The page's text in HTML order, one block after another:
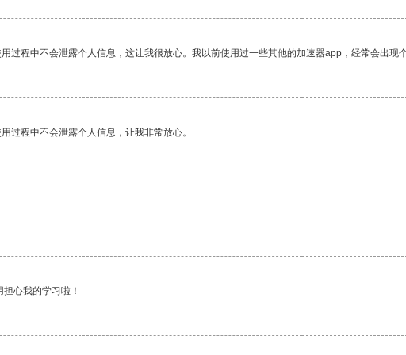
过程中不会泄露个人信息，这让我很放心。我以前使用过一些其他的加速器app，经常会出现
过程中不会泄露个人信息，让我非常放心。
心我的学习啦！